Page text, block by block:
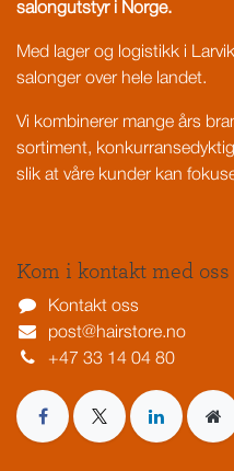
salongutstyr i Norge.
Med lager og logistikk i
salonger over hele landet.
Vi kombinerer mange års
sortiment,
slik at våre kunder kan
Kom i kontakt med oss
Kontakt oss
post@hairstore.no
+47 33 14 04 80